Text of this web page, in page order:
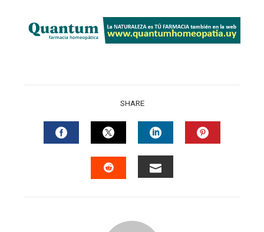
SHARE
FACEBOOKTWITTERLINKEDIN